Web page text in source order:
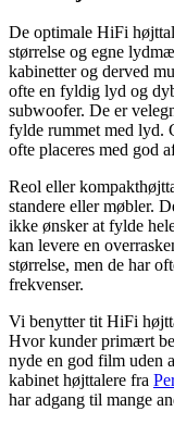
De optimale HiFi
størrelse og egne
kabinetter og derved
ofte en fyldig lyd og
subwoofer. De er
fylde rummet med lyd.
ofte placeres med god
Reol eller
standere eller møbler.
ikke ønsker at fylde
kan levere en
størrelse, men de har
frekvenser.
Vi benytter tit HiFi
Hvor kunder primært
nyde en god film uden
kabinet højttalere fra
har adgang til mange